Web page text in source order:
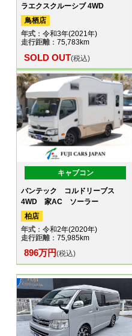
ラエクスクルーシブ 4WD
鳥栖店
年式 ：令和3年(2021年)
走行距離：75,783km
SOLD OUT(税込)
キャブコン
バンテック コルドリーブス
4WD 家AC ソーラー
柏店
年式 ：令和2年(2020年)
走行距離：75,985km
896万円(税込)